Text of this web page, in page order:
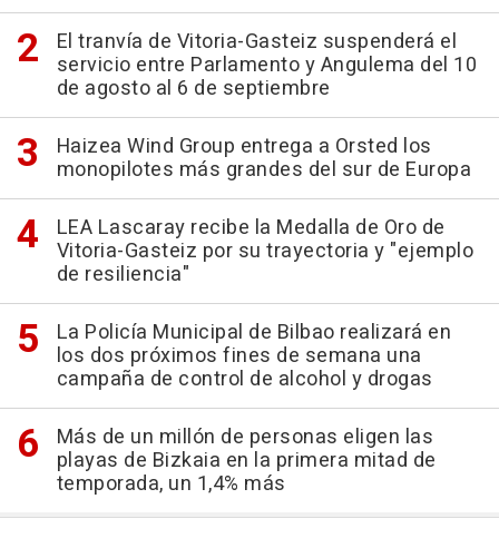
El tranvía de Vitoria-Gasteiz suspenderá el
servicio entre Parlamento y Angulema del 10
de agosto al 6 de septiembre
Haizea Wind Group entrega a Orsted los
monopilotes más grandes del sur de Europa
LEA Lascaray recibe la Medalla de Oro de
Vitoria-Gasteiz por su trayectoria y "ejemplo
de resiliencia"
La Policía Municipal de Bilbao realizará en
los dos próximos fines de semana una
campaña de control de alcohol y drogas
Más de un millón de personas eligen las
playas de Bizkaia en la primera mitad de
temporada, un 1,4% más